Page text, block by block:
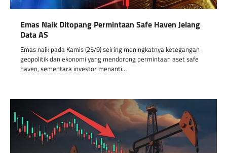
Emas Naik Ditopang Permintaan Safe Haven Jelang
Data AS
Emas naik pada Kamis (25/9) seiring meningkatnya ketegangan
geopolitik dan ekonomi yang mendorong permintaan aset safe
haven, sementara investor menanti…